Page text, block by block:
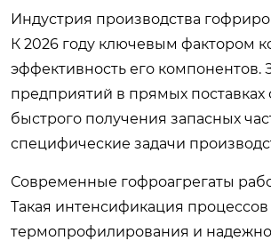
Индустрия производства
К 2026 году ключевым фактором
эффективность его компонентов.
предприятий в прямых
быстрого получения запасных
специфические задачи
Современные гофроагрегаты
Такая интенсификация
термопрофилирования и